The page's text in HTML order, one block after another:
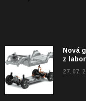
Nová
z
27. 07.